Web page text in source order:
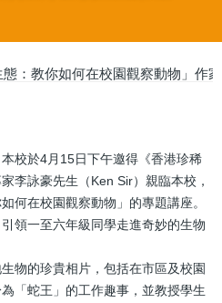
：教你如何在校園觀察動物」作
校於4月15日下午邀得《香港珍稀
李詠豪先生（Ken Sir）親臨本校，
何在校園觀察動物」的專題講座。
領一至六年級同學走進奇妙的生物
物的珍貴相片，包括在市區及校園
「蛇王」的工作趣事，並教授學生